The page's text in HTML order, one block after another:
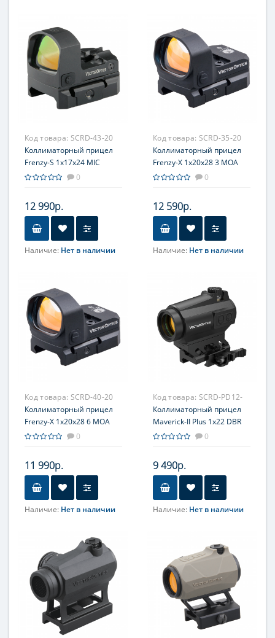
кругом, круг
Код товара: SCRD-43-20
Коллиматорный прицел
Frenzy-S 1x17x24 MIC
0
12 990р.
Наличие: Нет в наличии
Код товара: SCRD-35-20
Коллиматорный прицел
Frenzy-X 1x20x28 3 MOA
Red Dot
0
12 590р.
Наличие: Нет в наличии
Код товара: SCRD-40-20
Коллиматорный прицел
Frenzy-X 1x20x28 6 MOA
Red Dot
0
11 990р.
Наличие: Нет в наличии
Код товара: SCRD-PD12-
20
Коллиматорный прицел
Maverick-II Plus 1x22 DBR
0
9 490р.
Наличие: Нет в наличии